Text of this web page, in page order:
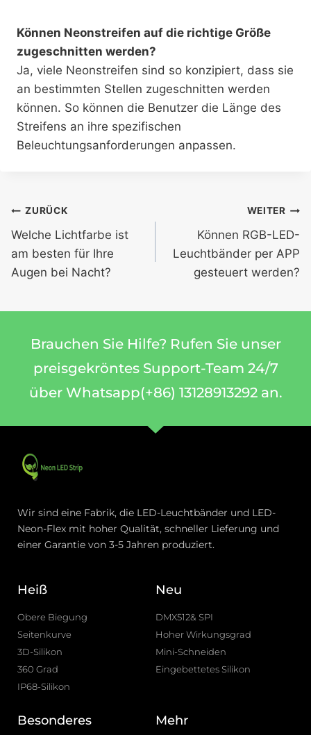
Können Neonstreifen auf die richtige Größe
zugeschnitten werden?
Ja, viele Neonstreifen sind so konzipiert, dass sie
an bestimmten Stellen zugeschnitten werden
können. So können die Benutzer die Länge des
Streifens an ihre spezifischen
Beleuchtungsanforderungen anpassen.
ZURÜCK
Welche Lichtfarbe ist
am besten für Ihre
Augen bei Nacht?
WEITER
Können RGB-LED-
Leuchtbänder per APP
gesteuert werden?
Brauchen Sie Hilfe? Rufen Sie unser
preisgekröntes Support-Team 24/7
über Whatsapp(+86) 13128913292 an.
Wir sind eine Fabrik, die LED-Leuchtbänder und LED-
Neon-Flex mit hoher Qualität, schneller Lieferung und
einer Garantie von 3-5 Jahren produziert.
Heiß
Obere Biegung
Seitenkurve
3D-Silikon
360 Grad
IP68-Silikon
Neu
DMX512& SPI
Hoher Wirkungsgrad
Mini-Schneiden
Eingebettetes Silikon
Besonderes Mehr